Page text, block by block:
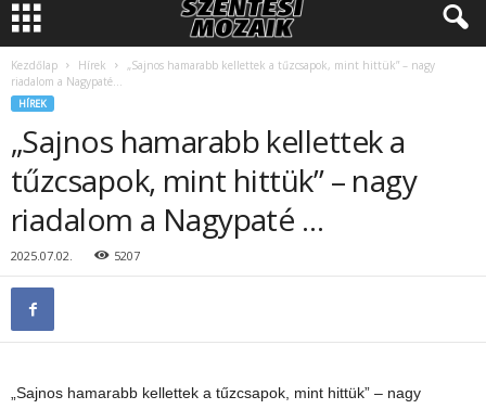
Kezdőlap Hírek
„Sajnos hamarabb kellettek a tűzcsapok, mint hittük” – nagy
riadalom a Nagypaté...
HÍREK
„Sajnos hamarabb kellettek a
tűzcsapok, mint hittük” – nagy
riadalom a Nagypaté …
2025.07.02. 5207
„Sajnos hamarabb kellettek a tűzcsapok, mint hittük” – nagy